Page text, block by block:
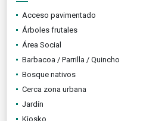
Acceso pavimentado
Árboles frutales
Área Social
Barbacoa / Parrilla / Quincho
Bosque nativos
Cerca zona urbana
Jardín
Kiosko